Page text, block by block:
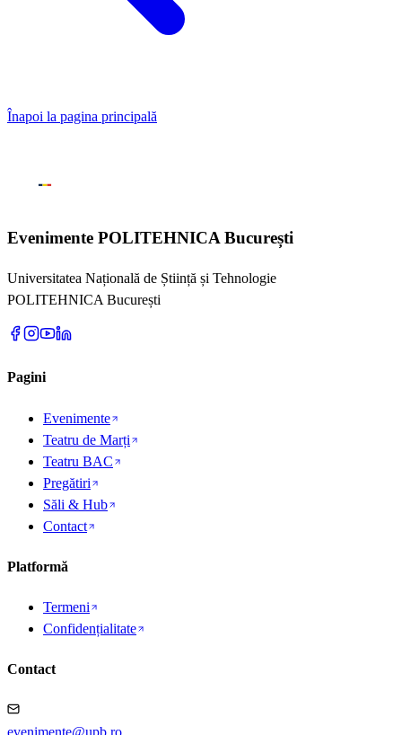
Înapoi la pagina principală
Evenimente POLITEHNICA București
Universitatea Națională de Știință și Tehnologie
POLITEHNICA București
Pagini
Evenimente
Teatru de Marți
Teatru BAC
Pregătiri
Săli & Hub
Contact
Platformă
Termeni
Confidențialitate
Contact
evenimente@upb.ro